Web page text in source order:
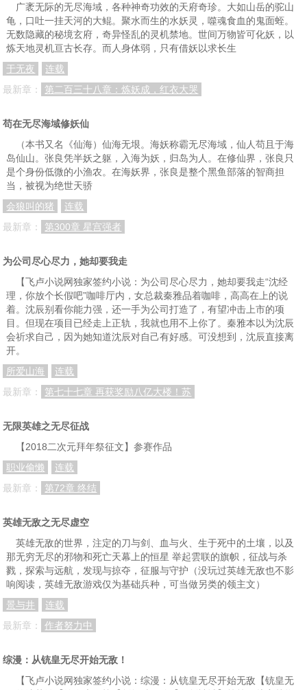
第八十五章、冲突 第八十六章、我要进，你们拦不住 第八十七章、赤睛虎王
第八十八章、第十层 第八十九章、谁人不识唐飞仙 第九十章、龙首鸟，疾速冲关
第九十四章、白纱少女 第九十五章、再见灰影
第一百零三章、剑法 第一百零四章、任务狂魔 第一百零五章、挥手风云
第一百零六章、修炼秘札
第一百零九章、初入废墟
第一百一十二章、太柩伏龙棺
第一百一十五章、冢圣传
第一百一十八章、剑法初展 第一百一十九章、伏杀，混元金花 第一百二十章、闭关，混元之秘
第一百二十一章、艰难突破 第一百二十二章、刑印异变
第一百二十四章、最意外的一人 第一百二十五章、紫光剑诀，上 第一百二十六章、紫光剑诀，下
第一百四十二章、奖励
第一百五十一章、陨落高手 第一百五十二章、恐怖的凶兽群
第一百五十四章、踏花之侯 第一百五十五章、人面魔面
第一百六十章、双杀，上
第一百六十三章、魔祖壁画
第一百六十六章、终结，回宗，下 第一百六十七章、千宫格 第一百六十八章、四级速度
广袤无际的无尽海域，各种神奇功效的天府奇珍。大如山岳的驼山
龟，口吐一挂天河的大鲲。聚水而生的水妖灵，噬魂食血的鬼面蛭。
无数隐藏的秘境玄府，奇异怪乱的灵机禁地。世间万物皆可化妖，以
炼天地灵机亘古长存。而人身体弱，只有借妖以求长生
于无夜
连载
最新章：
第二百三十八章：炼妖成，红衣大哭
苟在无尽海域修妖仙
（本书又名《仙海）仙海无垠。海妖称霸无尽海域，仙人苟且于海
岛仙山。张良凭半妖之躯，入海为妖，归岛为人。在修仙界，张良只
是个身份低微的小渔农。在海妖界，张良是整个黑鱼部落的智商担
当，被视为绝世天骄
会狼叫的猪
连载
最新章：
第300章 星宫强者
为公司尽心尽力，她却要我走
【飞卢小说网独家签约小说：为公司尽心尽力，她却要我走“沈经
理，你放个长假吧”咖啡厅内，女总裁秦雅品着咖啡，高高在上的说
着。沈辰别看你能力强，还一手为公司打造了，有望冲击上市的项
目。但现在项目已经走上正轨，我就也用不上你了。秦雅本以为沈辰
会祈求自己，因为她知道沈辰对自己有好感。可没想到，沈辰直接离
开。
所爱山海
连载
最新章：
第七十七章 再获奖励八亿大楼！苏
无限英雄之无尽征战
【2018二次元拜年祭征文】参赛作品
职业偷懒
连载
最新章：
第72章 终结
英雄无敌之无尽虚空
英雄无敌的世界，注定的刀与剑、血与火、生于死中的土壤，以及
那无穷无尽的邪物和死亡天幕上的恒星 举起雲联的旗帜，征战与杀
戮，探索与远航，发现与掠夺，征服与守护（没玩过英雄无敌也不影
响阅读，英雄无敌游戏仅为基础兵种，可当做另类的领主文）
景与井
连载
最新章：
作者努力中
综漫：从铳皇无尽开始无敌！
【飞卢小说网独家签约小说：综漫：从铳皇无尽开始无敌【铳皇无